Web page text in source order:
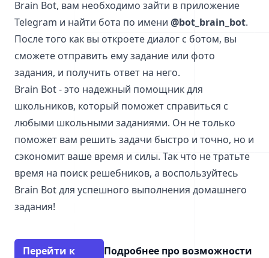
Brain Bot, вам необходимо зайти в приложение
Telegram и найти бота по имени @bot_brain_bot.
После того как вы откроете диалог с ботом, вы
сможете отправить ему задание или фото
задания, и получить ответ на него.
Brain Bot - это надежный помощник для
школьников, который поможет справиться с
любыми школьными заданиями. Он не только
поможет вам решить задачи быстро и точно, но и
сэкономит ваше время и силы. Так что не тратьте
время на поиск решебников, а воспользуйтесь
Brain Bot для успешного выполнения домашнего
задания!
Перейти к
Подробнее про возможности